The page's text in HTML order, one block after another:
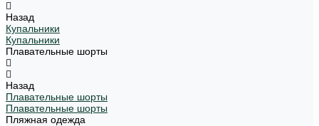
Назад
Купальники
Купальники
Плавательные шорты
Назад
Плавательные шорты
Плавательные шорты
Пляжная одежда